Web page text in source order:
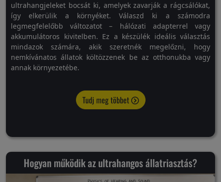
ultrahangjeleket bocsát ki, amelyek zavarják a rágcsálókat,
így elkerülik a környéket. Válaszd ki a számodra
legmegfelelőbb változatot – hálózati adapterrel vagy
akkumulátoros kivitelben. Ez a készülék ideális választás
mindazok számára, akik szeretnék megelőzni, hogy
nemkívánatos állatok költözzenek be az otthonukba vagy
annak környezetébe.
Tudj meg többet
Hogyan működik az ultrahangos állatriasztás?